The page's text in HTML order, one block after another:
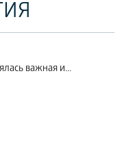
важная и...